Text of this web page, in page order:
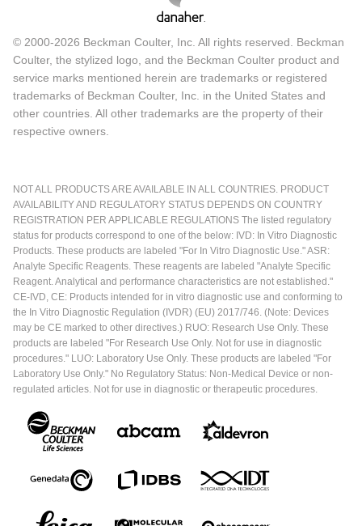
© 2000-2026 Beckman Coulter, Inc. All rights reserved. Beckman
Coulter, the stylized logo, and the Beckman Coulter product and
service marks mentioned herein are trademarks or registered
trademarks of Beckman Coulter, Inc. in the United States and
other countries. All other trademarks are the property of their
respective owners.
NOT ALL PRODUCTS ARE AVAILABLE IN ALL COUNTRIES. PRODUCT
AVAILABILITY AND REGULATORY STATUS DEPENDS ON COUNTRY
REGISTRATION PER APPLICABLE REGULATIONS The listed regulatory
status for products correspond to one of the below: IVD: In Vitro Diagnostic
Products. These products are labeled "For In Vitro Diagnostic Use." ASR:
Analyte Specific Reagents. These reagents are labeled "Analyte Specific
Reagent. Analytical and performance characteristics are not established."
CE-IVD, CE: Products intended for in vitro diagnostic use and conforming to
the In Vitro Diagnostic Regulation (IVDR) (EU) 2017/746. (Note: Devices
may be CE marked to other directives.) RUO: Research Use Only. These
products are labeled "For Research Use Only. Not for use in diagnostic
procedures." LUO: Laboratory Use Only. These products are labeled "For
Laboratory Use Only." No Regulatory Status: Non-Medical Device or non-
regulated articles. Not for use in diagnostic or therapeutic procedures.